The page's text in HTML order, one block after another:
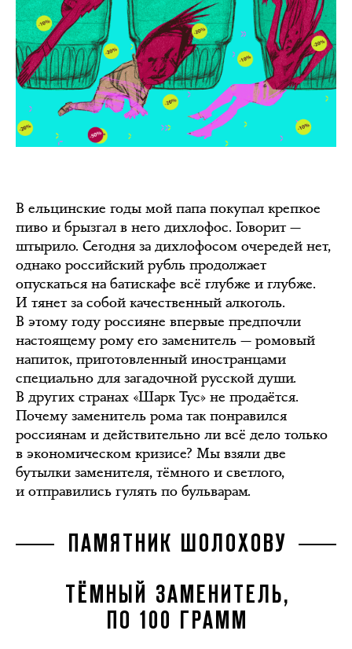
В ельцинские годы мой папа покупал крепкое
пиво и брызгал в него дихлофос. Говорит —
штырило. Сегодня за дихлофосом очередей нет,
однако российский рубль продолжает
опускаться на батискафе всё глубже и глубже.
И тянет за собой качественный алкоголь.
В этому году россияне впервые предпочли
настоящему рому его заменитель — ромовый
напиток, приготовленный иностранцами
специально для загадочной русской души.
В других странах «Шарк Тус» не продаётся.
Почему заменитель рома так понравился
россиянам и действительно ли всё дело только
в экономическом кризисе? Мы взяли две
бутылки заменителя, тёмного и светлого,
и отправились гулять по бульварам.
ПАМЯТНИК ШОЛОХОВУ
ТЁМНЫЙ ЗАМЕНИТЕЛЬ,
ПО 100 ГРАММ